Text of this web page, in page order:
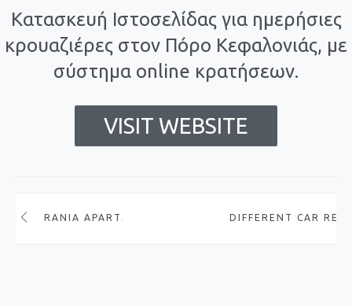
Κατασκευή Ιστοσελίδας για ημερήσιες
κρουαζιέρες στον Πόρο Κεφαλονιάς, με
σύστημα online κρατήσεων.
VISIT WEBSITE
RANIA APARTMENTS DIFFERENT CAR